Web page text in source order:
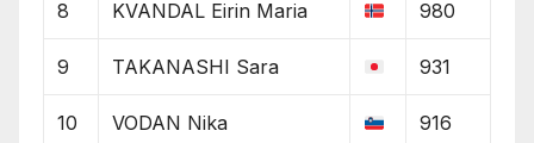
8 KVANDAL Eirin Maria 980
9 TAKANASHI Sara 931
10 VODAN Nika 916